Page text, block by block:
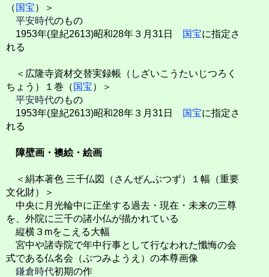
（ 国宝）＞
平安時代のもの
1953年(皇紀2613)昭和28年３月31日
国宝に指定さ
れる
＜広隆寺資材交替実録帳（しざいこうたいじつろく
ちょう）１巻（ 国宝）＞
平安時代のもの
1953年(皇紀2613)昭和28年３月31日
国宝に指定さ
れる
障壁画・襖絵・絵画
＜絹本著色 三千仏図（さんぜんぶつず）１幅（重要
文化財）＞
中央に月光輪中に正坐する過去・現在・未来の三尊
を、外院に三千の諸小仏が描かれている
縦横３mをこえる大幅
宮中や諸寺院で年中行事として行なわれた懺悔の会
式である仏名会（ぶつみようえ）の本尊画像
鎌倉時代初期の作